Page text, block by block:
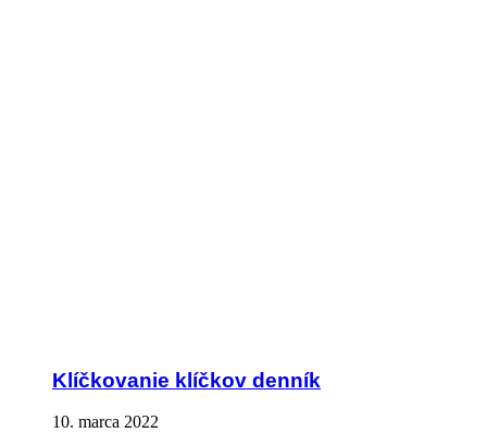
Klíčkovanie klíčkov denník
10. marca 2022